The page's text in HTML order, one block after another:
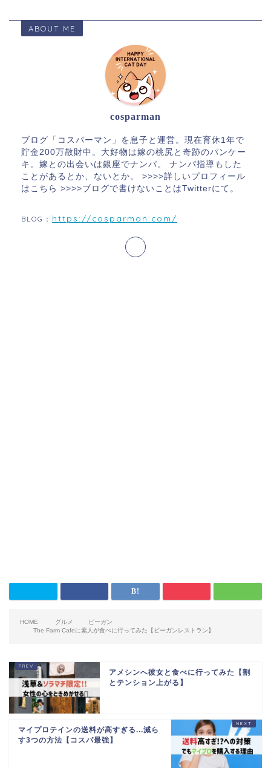
ABOUT ME
cosparman
ブログ「コスパーマン」を息子と運営。現在育休1年で
貯金200万散財中。大好物は嫁の桃尻と奇跡のパンケー
キ。嫁との出会いは銀座でナンパ。 ナンパ指導もした
ことがあるとか、ないとか。 >>>>詳しいプロフィール
はこちら >>>>ブログで書けないことはTwitterにて。
BLOG： https://cosparman.com/
HOME グルメ
ビーガン
The Farm Cafeに素人が食べに行ってみた【ビーガンレストラン】
アメシンへ彼女と食べに行ってみた【割
とテンション上がる】
マイプロテインの送料が高すぎる...減ら
す3つの方法【コスパ最強】